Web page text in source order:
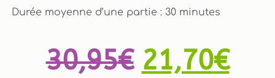
Durée moyenne d’une partie : 30 minutes
30,95€ 21,70€